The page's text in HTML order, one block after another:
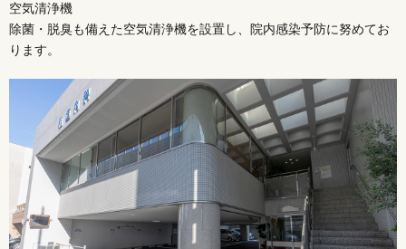
空気清浄機
除菌・脱臭も備えた空気清浄機を設置し、院内感染予防に努めてお
ります。